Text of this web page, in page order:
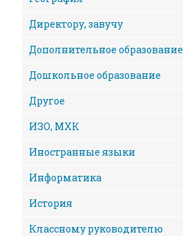
Директору, завучу
Дополнительное образование
Дошкольное образование
Другое
ИЗО, МХК
Иностранные языки
Информатика
История
Классному руководителю